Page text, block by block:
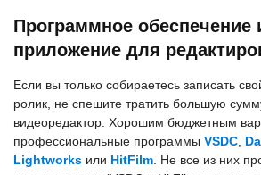
Программное обеспечение
приложение для
Если вы только собираетесь записать
ролик, не спешите тратить большую
видеоредактор. Хорошим бюджетным
профессиональные программы VSDC,
Lightworks или HitFilm. Не все из них